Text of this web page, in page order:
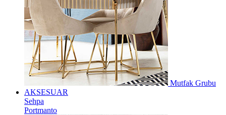
Mutfak Grubu
AKSESUAR
Sehpa
Portmanto